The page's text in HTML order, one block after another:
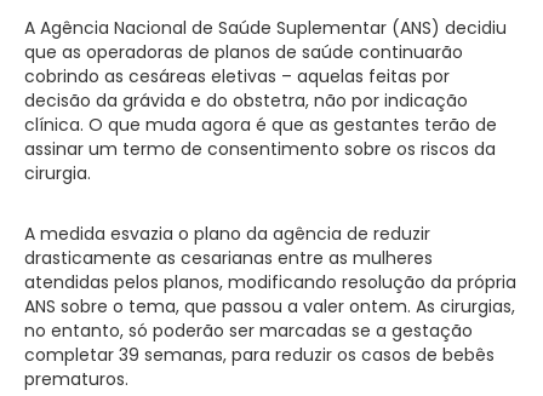
A Agência Nacional de Saúde Suplementar (ANS) decidiu
que as operadoras de planos de saúde continuarão
cobrindo as cesáreas eletivas – aquelas feitas por
decisão da grávida e do obstetra, não por indicação
clínica. O que muda agora é que as gestantes terão de
assinar um termo de consentimento sobre os riscos da
cirurgia.
A medida esvazia o plano da agência de reduzir
drasticamente as cesarianas entre as mulheres
atendidas pelos planos, modificando resolução da própria
ANS sobre o tema, que passou a valer ontem. As cirurgias,
no entanto, só poderão ser marcadas se a gestação
completar 39 semanas, para reduzir os casos de bebês
prematuros.